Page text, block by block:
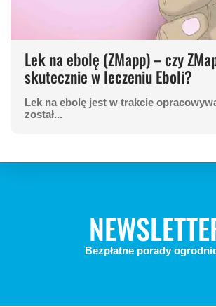
Lek na ebolę (ZMapp) – czy
skutecznie w leczeniu Eboli?
Lek na ebolę jest w trakcie
został...
Bezpłatne porady